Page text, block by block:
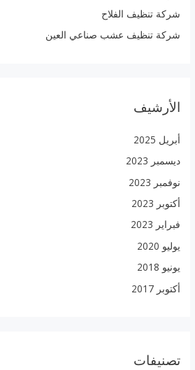
شركة تنظيف الفلاح
شركة تنظيف عشب صناعي العين
الأرشيف
أبريل 2025
ديسمبر 2023
نوفمبر 2023
أكتوبر 2023
فبراير 2023
يوليو 2020
يونيو 2018
أكتوبر 2017
تصنيفات